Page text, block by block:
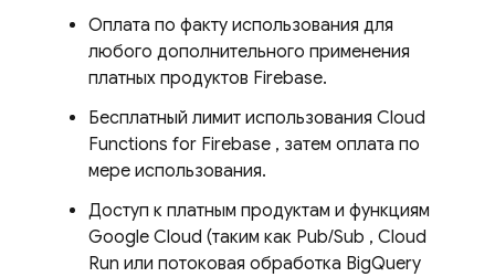
Оплата по факту использования для
любого дополнительного применения
платных продуктов Firebase.
Бесплатный лимит использования Cloud
Functions for Firebase , затем оплата по
мере использования.
Доступ к платным продуктам и функциям
Google Cloud (таким как Pub/Sub , Cloud
Run или потоковая обработка BigQuery